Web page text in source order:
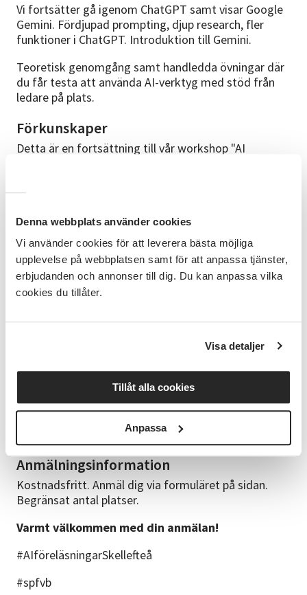
Denna webbplats använder cookies
Vi använder cookies för att leverera bästa möjliga
upplevelse på webbplatsen samt för att anpassa tjänster,
erbjudanden och annonser till dig. Du kan anpassa vilka
cookies du tillåter.
Visa detaljer
Tillåt alla cookies
Anpassa
Vi fortsätter gå igenom ChatGPT samt visar Google
Gemini. Fördjupad prompting, djup research, fler
funktioner i ChatGPT. Introduktion till Gemini.
Teoretisk genomgång samt handledda övningar där
du får testa att använda AI-verktyg med stöd från
ledare på plats.
Förkunskaper
Detta är en fortsättning till vår workshop "AI
ut på Internet.
Att ta med
Medtag laptop, surfplatta eller mobil (smartphone)
om ni vill vara med på den praktiska övningen.
Kursledare
med lång erfarenhet utav utbildningar i digital teknik
för seniorer. Gabriel finns med digitalt. Lokal ledare
0910-850 10
Anmälningsinformation
Kostnadsfritt. Anmäl dig via formuläret på sidan.
Begränsat antal platser.
Varmt välkommen med din anmälan!
#AIföreläsningarSkellefteå
#spfvb